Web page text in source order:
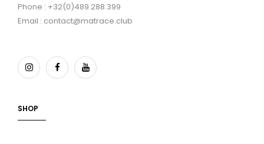
Phone : +32(0)489.288.399
Email : contact@matrace.club
SHOP